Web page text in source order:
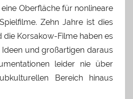
Oberfläche für nonlineare
Zehn Jahre ist dies
die Korsakow-Filme haben es
und großartigen daraus
leider nie über
Bereich hinaus